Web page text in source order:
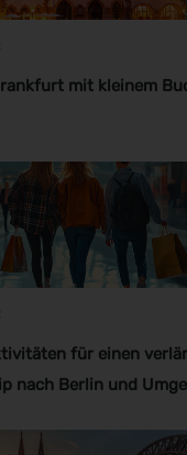
mit kleinem
für einen
nach Berlin und